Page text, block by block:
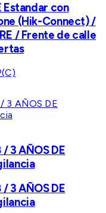
con
(Hik-Connect) /
/ Frente de calle
3 AÑOS DE
3 AÑOS DE